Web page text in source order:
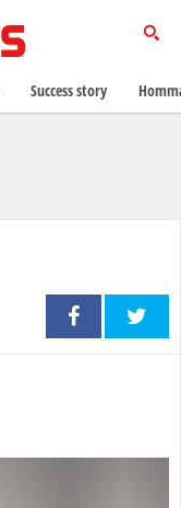
Success story